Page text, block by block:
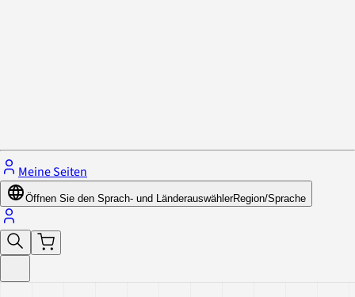
Meine Seiten
Öffnen Sie den Sprach- und LänderauswählerRegion/Sprache